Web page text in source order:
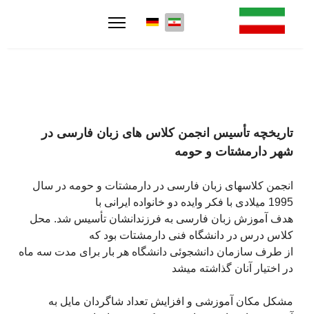
تاريخچه تأسيس انجمن کلاس های زبان فارسی در
شهر دارمشتات و حومه
انجمن کلاسهای زبان فارسی در دارمشتات و حومه در سال
1995 میلادی با فکر وايده دو خانواده ايرانی با
هدف آموزش زبان فارسی به فرزندانشان تأسيس شد. محل
کلاس درس در دانشگاه فنی دارمشتات بود که
از طرف سازمان دانشجوئی دانشگاه هر بار برای مدت سه ماه
در اختيار آنان گذاشته ميشد
مشکل مکان آموزشی و افزايش تعداد شاگردان مايل به